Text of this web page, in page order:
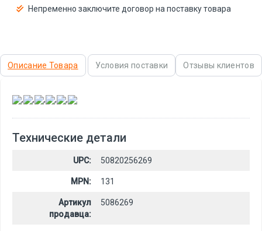
Непременно заключите договор на поставку товара
Описание Товара Условия поставки Отзывы клиентов
, , , , ,
Технические детали
UPC: 50820256269
MPN: 131
Артикул
продавца:
5086269